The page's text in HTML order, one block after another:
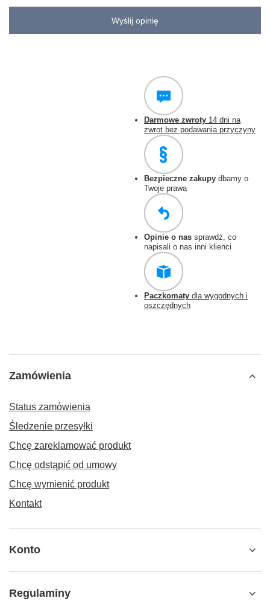
Wyślij opinię
Darmowe zwroty 14 dni na
zwrot bez podawania przyczyny
Bezpieczne zakupy dbamy o
Twoje prawa
Opinie o nas sprawdź, co
napisali o nas inni klienci
Paczkomaty dla wygodnych i
oszczędnych
Zamówienia
Status zamówienia
Śledzenie przesyłki
Chcę zareklamować produkt
Chcę odstąpić od umowy
Chcę wymienić produkt
Kontakt
Konto
Regulaminy